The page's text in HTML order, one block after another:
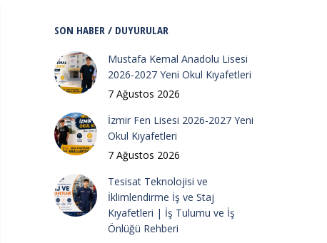
SON HABER / DUYURULAR
Mustafa Kemal Anadolu Lisesi
2026-2027 Yeni Okul Kıyafetleri
7 Ağustos 2026
İzmir Fen Lisesi 2026-2027 Yeni
Okul Kıyafetleri
7 Ağustos 2026
Tesisat Teknolojisi ve
İklimlendirme İş ve Staj
Kıyafetleri | İş Tulumu ve İş
Önlüğü Rehberi